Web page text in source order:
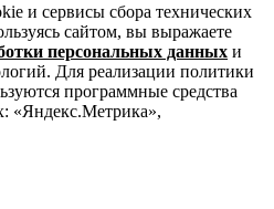
и сервисы сбора технических
сайтом, вы выражаете
персональных данных и
Для реализации политики
программные средства
«Яндекс.Метрика»,